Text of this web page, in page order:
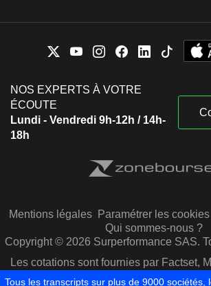
NOS EXPERTS À VOTRE
ÉCOUTE
Lundi - Vendredi 9h-12h / 14h-
18h
Mentions légales Paramétrer les cookies
Qui sommes-nous ?
Copyright © 2026 Surperformance SAS.
Les cotations sont fournies par Factset,
Capital IQ
Tous les transcripts sur plus de 9000 sociétés,